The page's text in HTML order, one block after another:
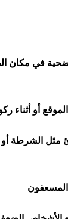
في مكان
أو أثناء
مثل الشرطة